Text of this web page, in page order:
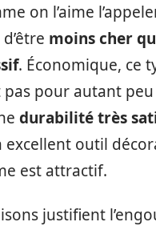
on l’aime
moins cher
. Économique, ce
pas pour autant
durabilité très
excellent outil
est attractif.
justifient